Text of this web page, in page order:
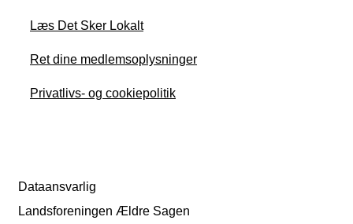
Læs Det Sker Lokalt
Ret dine medlemsoplysninger
Privatlivs- og cookiepolitik
Dataansvarlig
Landsforeningen Ældre Sagen